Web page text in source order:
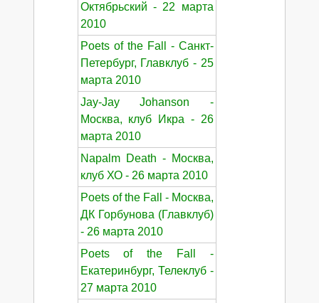
Октябрьский - 22 марта
2010
Poets of the Fall - Санкт-
Петербург, Главклуб - 25
марта 2010
Jay-Jay Johanson -
Москва, клуб Икра - 26
марта 2010
Napalm Death - Москва,
клуб ХО - 26 марта 2010
Poets of the Fall - Москва,
ДК Горбунова (Главклуб)
- 26 марта 2010
Poets of the Fall -
Екатеринбург, Телеклуб -
27 марта 2010